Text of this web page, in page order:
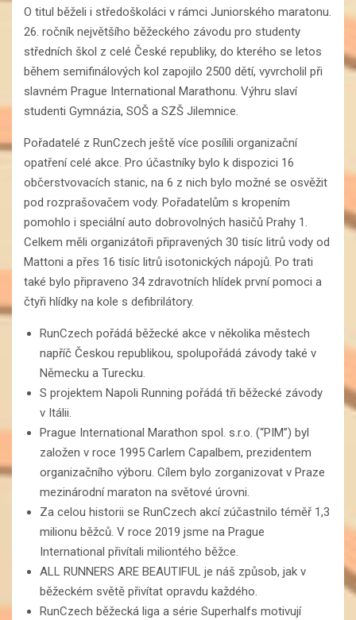
O titul běželi i středoškoláci v rámci Juniorského maratonu.
26. ročník největšího běžeckého závodu pro studenty
středních škol z celé České republiky, do kterého se letos
během semifinálových kol zapojilo 2500 dětí, vyvrcholil při
slavném Prague International Marathonu. Výhru slaví
studenti Gymnázia, SOŠ a SZŠ Jilemnice.
Pořadatelé z RunCzech ještě více posílili organizační
opatření celé akce. Pro účastníky bylo k dispozici 16
občerstvovacích stanic, na 6 z nich bylo možné se osvěžit
pod rozprašovačem vody. Pořadatelům s kropením
pomohlo i speciální auto dobrovolných hasičů Prahy 1.
Celkem měli organizátoři připravených 30 tisíc litrů vody od
Mattoni a přes 16 tisíc litrů isotonických nápojů. Po trati
také bylo připraveno 34 zdravotních hlídek první pomoci a
čtyři hlídky na kole s defibrilátory.
RunCzech pořádá běžecké akce v několika městech
napříč Českou republikou, spolupořádá závody také v
Německu a Turecku.
S projektem Napoli Running pořádá tři běžecké závody
v Itálii.
Prague International Marathon spol. s.r.o. (“PIM”) byl
založen v roce 1995 Carlem Capalbem, prezidentem
organizačního výboru. Cílem bylo zorganizovat v Praze
mezinárodní maraton na světové úrovni.
Za celou historii se RunCzech akcí zúčastnilo téměř 1,3
milionu běžců. V roce 2019 jsme na Prague
International přivítali miliontého běžce.
ALL RUNNERS ARE BEAUTIFUL je náš způsob, jak v
běžeckém světě přivítat opravdu každého.
RunCzech běžecká liga a série Superhalfs motivují